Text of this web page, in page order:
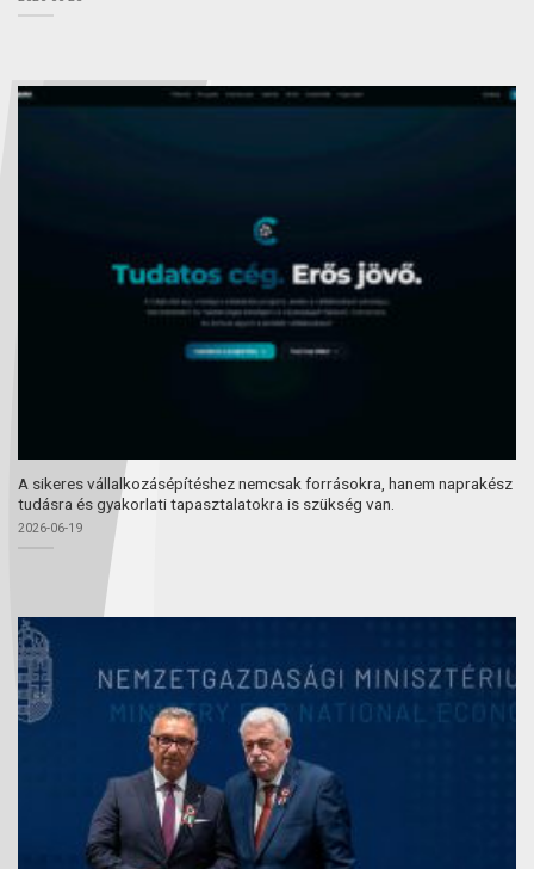
A sikeres vállalkozásépítéshez nemcsak forrásokra, hanem naprakész
tudásra és gyakorlati tapasztalatokra is szükség van.
2026-06-19